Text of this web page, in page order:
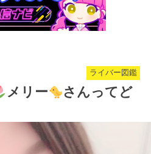
ライバー図鑑
メリー
さんってど